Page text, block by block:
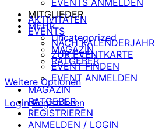
EVENTS ANMELDEN
MITGLIEDER
MEHR
Uncategorized
MAGAZIN
RATGEBER
Weitere Optionen
Login Registrieren
AKTIVITÄTEN
EVENTS
NACH KALENDERJAHR
ZUR EVENTKARTE
EVENT FINDEN
EVENT ANMELDEN
MAGAZIN
RATGEBER
REGISTRIEREN
ANMELDEN / LOGIN